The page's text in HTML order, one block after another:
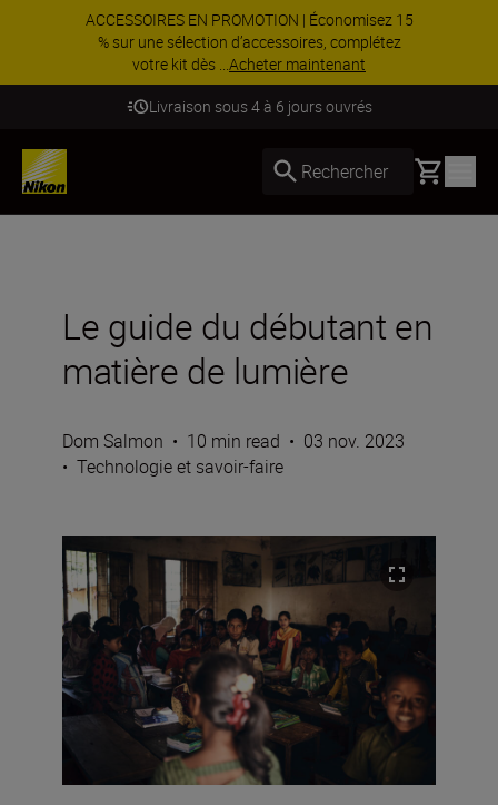
ACCESSOIRES EN PROMOTION | Économisez 15
% sur une sélection d’accessoires, complétez
votre kit dès ...Acheter maintenant
Livraison sous 4 à 6 jours ouvrés
Rechercher Basket
Le guide du débutant en
matière de lumière
Dom Salmon • 10 min read • 03 nov. 2023
• Technologie et savoir-faire